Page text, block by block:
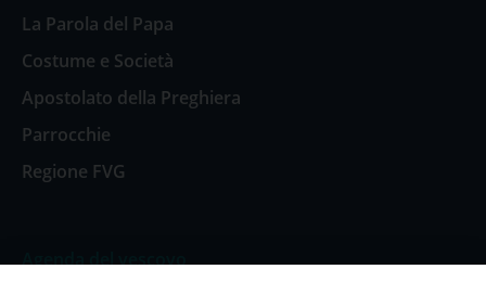
La Parola del Papa
Costume e Società
Apostolato della Preghiera
Parrocchie
Regione FVG
Agenda del vescovo